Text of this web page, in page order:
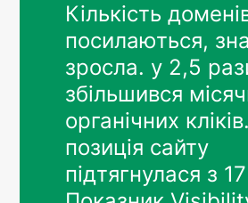
Кількість
посилаються,
зросла. у 2,5
збільшився
органічних
позиція сайту
підтягнулася з